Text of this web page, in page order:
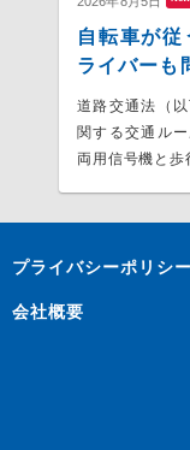
自転車が
ライバーも
道路交通法（
関する交通ル
両用信号機と歩
プライバシーポリシー
会社概要